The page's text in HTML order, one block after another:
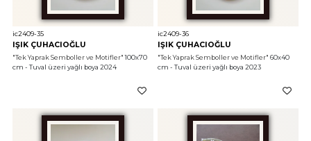
ic2409-35
IŞIK ÇUHACIOĞLU
"Tek Yaprak Semboller ve Motifler" 100x70
cm - Tuval üzeri yağlı boya 2024
ic2409-36
IŞIK ÇUHACIOĞLU
"Tek Yaprak Semboller ve Motifler" 60x40
cm - Tuval üzeri yağlı boya 2023